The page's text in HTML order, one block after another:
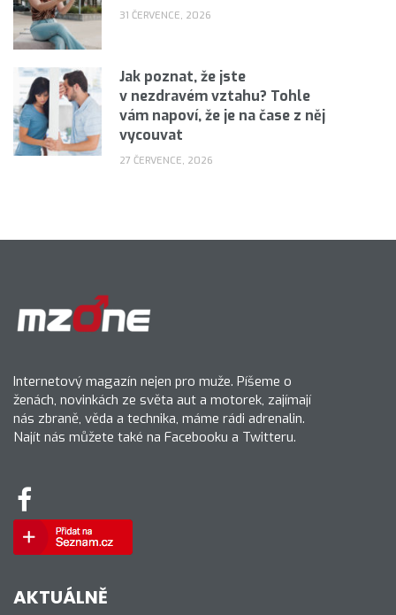
31 ČERVENCE, 2026
Jak poznat, že jste
v nezdravém vztahu? Tohle
vám napoví, že je na čase z něj
vycouvat
27 ČERVENCE, 2026
Internetový magazín nejen pro muže. Píšeme o
ženách, novinkách ze světa aut a motorek, zajímají
nás zbraně, věda a technika, máme rádi adrenalin.
Najít nás můžete také na Facebooku a Twitteru.
AKTUÁLNĚ